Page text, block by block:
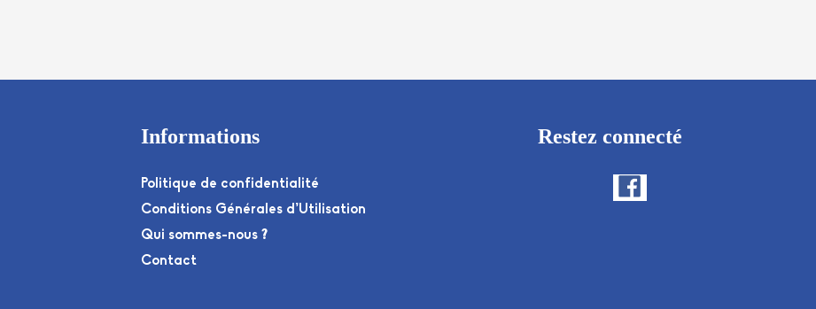
Informations
Politique de confidentialité
Conditions Générales d’Utilisation
Qui sommes-nous ?
Contact
Restez connecté